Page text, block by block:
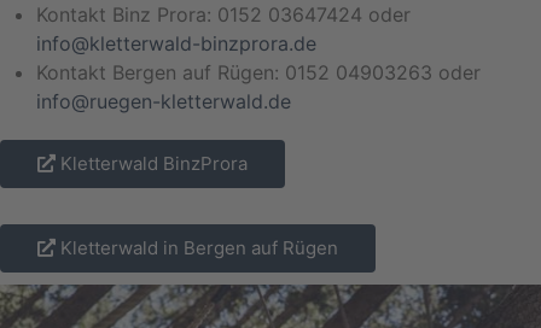
Kontakt Binz Prora: 0152 03647424 oder
info@kletterwald-binzprora.de
Kontakt Bergen auf Rügen: 0152 04903263 oder
info@ruegen-kletterwald.de
Kletterwald BinzProra
Kletterwald in Bergen auf Rügen